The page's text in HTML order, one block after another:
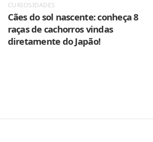
CURIOSIDADES
Cães do sol nascente: conheça 8
raças de cachorros vindas
diretamente do Japão!